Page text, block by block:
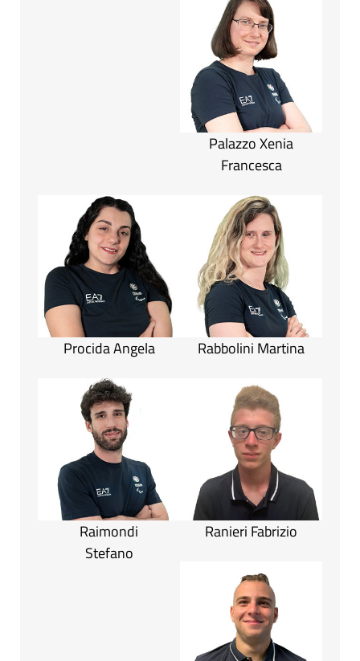
Palazzo Xenia
Francesca
Procida Angela Rabbolini Martina
Raimondi
Stefano
Ranieri Fabrizio